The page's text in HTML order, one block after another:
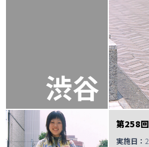
渋谷
第258回
実施日：